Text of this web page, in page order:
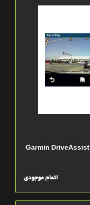
جی پی اس خودرویی گارمین Garmin DriveAssist
اتمام موجودی